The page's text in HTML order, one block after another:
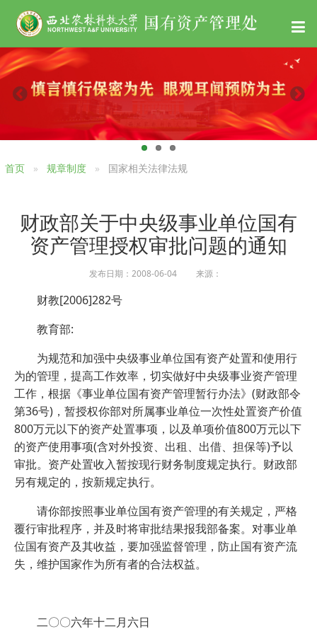
首页 规章制度 国家相关法律法规
财政部关于中央级事业单位国有
资产管理授权审批问题的通知
发布日期：2008-06-04 来源：
财教[2006]282号
教育部:
为规范和加强中央级事业单位国有资产处置和使用行
为的管理，提高工作效率，切实做好中央级事业资产管理
工作，根据《事业单位国有资产管理暂行办法》(财政部令
第36号)，暂授权你部对所属事业单位一次性处置资产价值
800万元以下的资产处置事项，以及单项价值800万元以下
的资产使用事项(含对外投资、出租、出借、担保等)予以
审批。资产处置收入暂按现行财务制度规定执行。财政部
另有规定的，按新规定执行。
请你部按照事业单位国有资产管理的有关规定，严格
覆行审批程序，并及时将审批结果报我部备案。对事业单
位国有资产及其收益，要加强监督管理，防止国有资产流
失，维护国家作为所有者的合法权益。
二〇〇六年十二月六日